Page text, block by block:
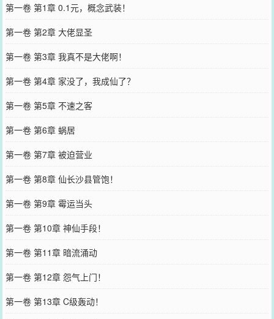
版？！”
您要是觉得《 高武：野性消费，让神魔为我加班
忘记向您QQ群和微博微信里的朋友推荐哦！
第一卷 第1章 0.1元，概念武装！
第一卷 第2章 大佬显圣
第一卷 第3章 我真不是大佬啊！
第一卷 第4章 家没了，我成仙了？
第一卷 第5章 不速之客
第一卷 第6章 蜗居
第一卷 第7章 被迫营业
第一卷 第8章 仙长沙县管饱！
第一卷 第9章 霉运当头
第一卷 第10章 神仙手段！
第一卷 第11章 暗流涌动
第一卷 第12章 怨气上门！
第一卷 第13章 C级轰动！